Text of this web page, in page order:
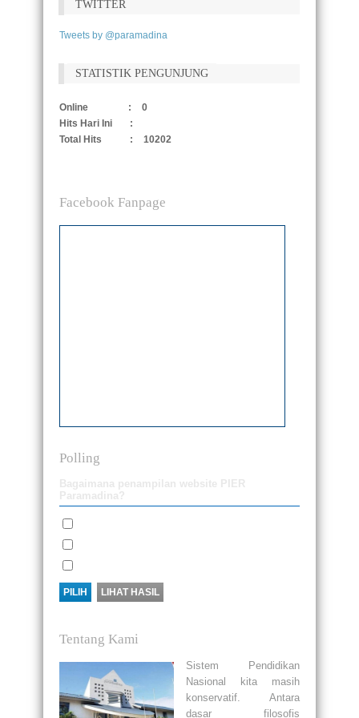
TWITTER
Tweets by @paramadina
STATISTIK PENGUNJUNG
Online :
0
Hits Hari Ini
:
Total Hits
: 10202
Facebook Fanpage
Polling
Tentang Kami
Sistem Pendidikan
Nasional kita masih
konservatif. Antara
dasar filosofis